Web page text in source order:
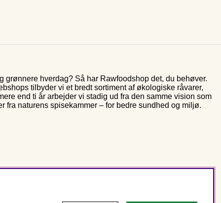
grønnere hverdag? Så har Rawfoodshop det, du behøver.
tilbyder vi et bredt sortiment af økologiske råvarer,
end ti år arbejder vi stadig ud fra den samme vision som
fra naturens spisekammer – for bedre sundhed og miljø.